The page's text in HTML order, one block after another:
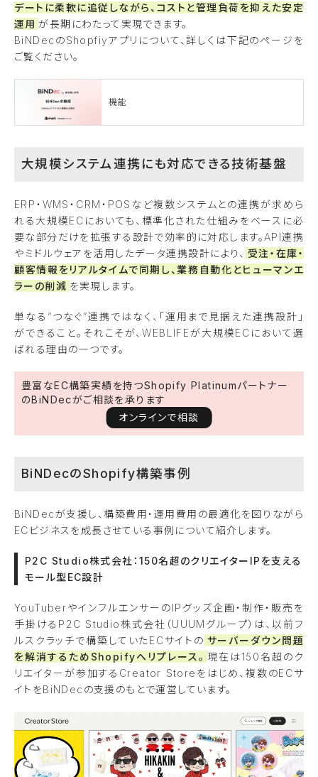
デートに柔軟に追従しながら、コストと管理負荷を抑えた安定
運用 が長期にわたって実現できます。
BiNDecのShopfiyアプリについて、詳しくは下記のページを
ご覧ください。
機能
大規模システム連携にも対応できる技術基盤
ERP・WMS・CRM・POSなど複数システムとの連携が求めら
れる大規模ECにおいても、標準化された仕組みをベースに必
要な部分だけを拡張する設計で効率的に対応します。API連携
やミドルウェアを活用したデータ連携設計により、 受注・在庫・
顧客情報をリアルタイムで同期し、業務自動化とヒューマンエ
ラーの削減 を実現します。
単なる“つなぐ”連携ではなく、「運用まで見据えた連携設計」
ができること。それこそが、WEBLIFEが大規模ECにおいて選
ばれる理由の一つです。
豊富なEC構築実績を持つShopify Platinumパートナー
のBiNDecがご相談を承ります
オンラインで相談
BiNDecのShopify構築事例
BiNDecが支援し、構築費用・運用費用の最適化を図りながら
ECビジネスを成長させている事例について紹介します。
P2C Studio株式会社：150名超のクリエイターIPを支える
モール型EC設計
YouTuberやインフルエンサーのIPグッズ企画・制作・販売を
手掛けるP2C Studio株式会社（UUUMグループ）は、以前フ
ルスクラッチで構築していたECサイトの サーバーダウン問題
を解消するためShopifyへリプレース。 現在は150名超のク
リエイターが参加するCreator Storeをはじめ、複数のECサ
イトをBiNDecの支援のもとで運営しています。